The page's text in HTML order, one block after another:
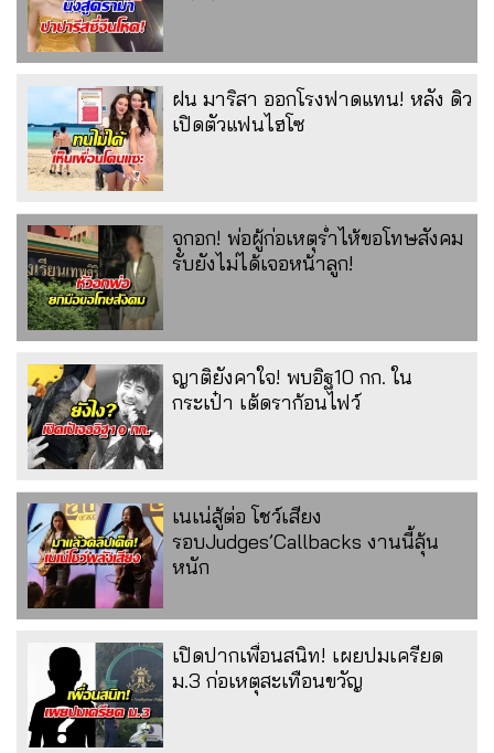
ฝน มาริสา ออกโรงฟาดแทน! หลัง ดิว
เปิดตัวแฟนไฮโซ
จุกอก! พ่อผู้ก่อเหตุร่ำไห้ขอโทษสังคม
รับยังไม่ได้เจอหน้าลูก!
ญาติยังคาใจ! พบอิฐ10 กก. ใน
กระเป๋า เต้ดราก้อนไฟว์
เนเน่สู้ต่อ โชว์เสียง
รอบJudges’Callbacks งานนี้ลุ้น
หนัก
เปิดปากเพื่อนสนิท! เผยปมเครียด
ม.3 ก่อเหตุสะเทือนขวัญ